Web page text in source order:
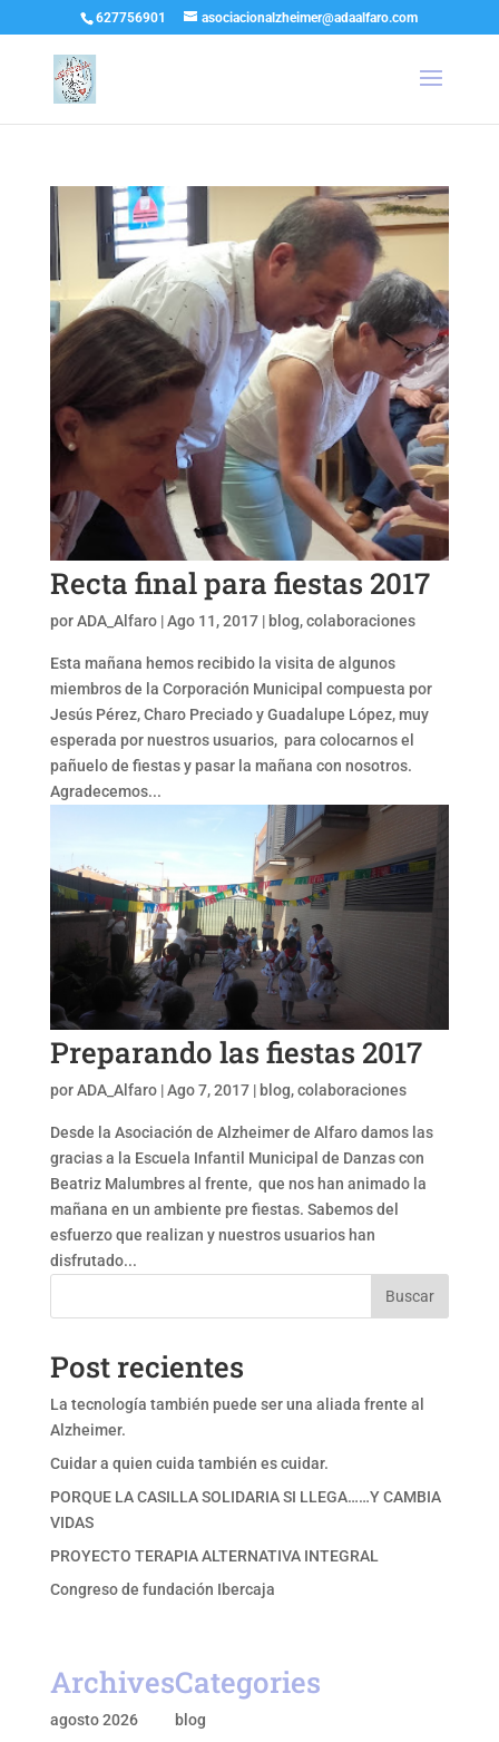
627756901 asociacionalzheimer@adaalfaro.com
Recta final para fiestas 2017
porADA_Alfaro|Ago 11, 2017| blog,colaboraciones
Esta mañana hemos recibido la visita de algunos
miembros de la Corporación Municipal compuesta por
Jesús Pérez, Charo Preciado y Guadalupe López, muy
esperada por nuestros usuarios, para colocarnos el
pañuelo de fiestas y pasar la mañana con nosotros.
Agradecemos...
Preparando las fiestas 2017
porADA_Alfaro|Ago 7, 2017| blog,colaboraciones
Desde la Asociación de Alzheimer de Alfaro damos las
gracias a la Escuela Infantil Municipal de Danzas con
Beatriz Malumbres al frente, que nos han animado la
mañana en un ambiente pre fiestas. Sabemos del
esfuerzo que realizan y nuestros usuarios han
disfrutado...
Buscar
Post recientes
La tecnología también puede ser una aliada frente al
Alzheimer.
Cuidar a quien cuida también es cuidar.
PORQUE LA CASILLA SOLIDARIA SI LLEGA……Y CAMBIA
VIDAS
PROYECTO TERAPIA ALTERNATIVA INTEGRAL
Congreso de fundación Ibercaja
Archives
agosto 2026
Categories
blog